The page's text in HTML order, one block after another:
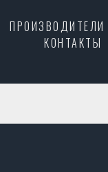
ПРОИЗВОДИТЕЛИ
КОНТАКТЫ